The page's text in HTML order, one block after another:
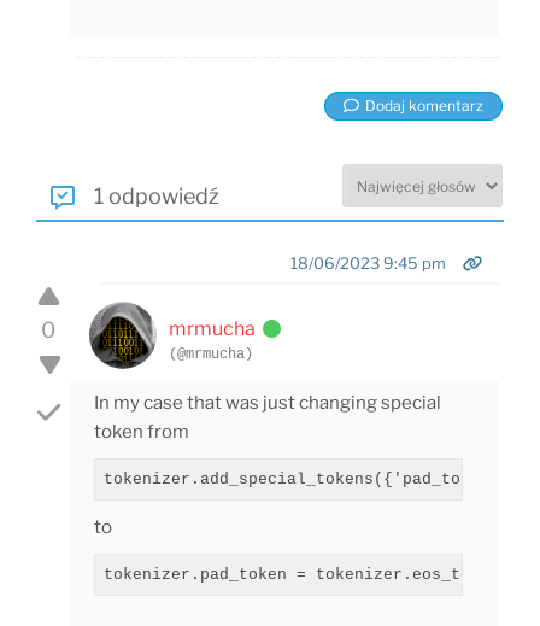
Dodaj komentarz
1 odpowiedź
0
18/06/2023 9:45 pm
mrmucha
(@mrmucha)
In my case that was just changing special
token from
tokenizer.add_special_tokens({'pad_token':
to
tokenizer.pad_token = tokenizer.eos_token